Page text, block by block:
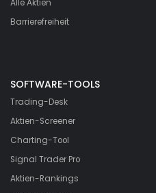
Alle Aktien
Barrierefreiheit
SOFTWARE-TOOLS
Trading-Desk
Aktien-Screener
Charting-Tool
Signal Trader Pro
Aktien-Rankings